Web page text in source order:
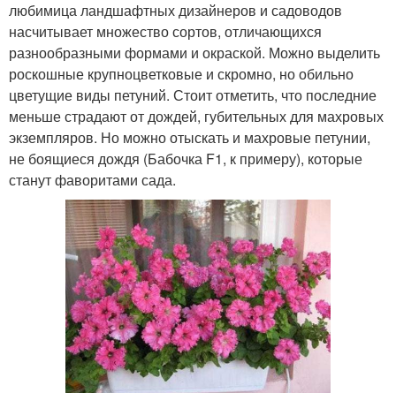
любимица ландшафтных дизайнеров и садоводов
насчитывает множество сортов, отличающихся
разнообразными формами и окраской. Можно выделить
роскошные крупноцветковые и скромно, но обильно
цветущие виды петуний. Стоит отметить, что последние
меньше страдают от дождей, губительных для махровых
экземпляров. Но можно отыскать и махровые петунии,
не боящиеся дождя (Бабочка F1, к примеру), которые
станут фаворитами сада.